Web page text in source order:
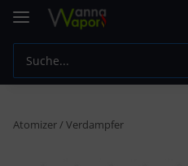
Atomizer / Verdampfer